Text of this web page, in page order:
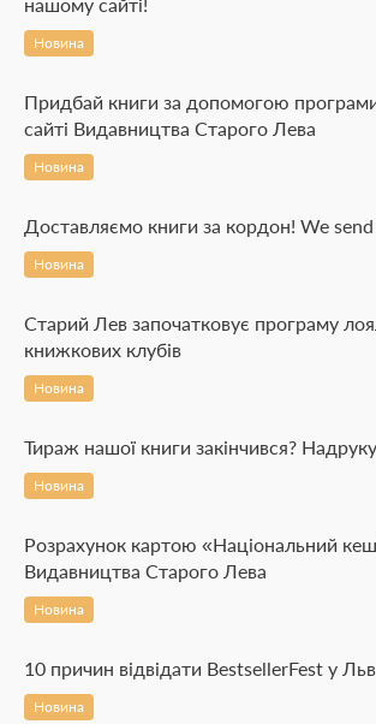
Новина
Придбай книги за допомогою
сайті Видавництва Старого Лева
Новина
Доставляємо книги за кордон! We
Новина
Старий Лев започатковує програму
книжкових клубів
Новина
Тираж нашої книги закінчився?
Новина
Розрахунок картою «Національний
Видавництва Старого Лева
Новина
10 причин відвідати BestsellerFest у
Новина